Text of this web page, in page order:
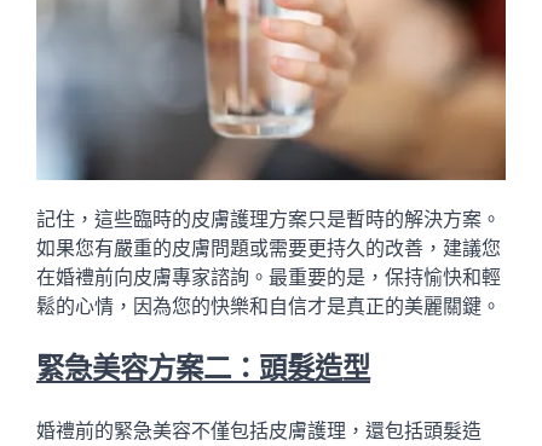
記住，這些臨時的皮膚護理方案只是暫時的解決方案。
如果您有嚴重的皮膚問題或需要更持久的改善，建議您
在婚禮前向皮膚專家諮詢。最重要的是，保持愉快和輕
鬆的心情，因為您的快樂和自信才是真正的美麗關鍵。
緊急美容方案二：頭髮造型
婚禮前的緊急美容不僅包括皮膚護理，還包括頭髮造